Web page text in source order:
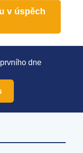
v úspěch
dne